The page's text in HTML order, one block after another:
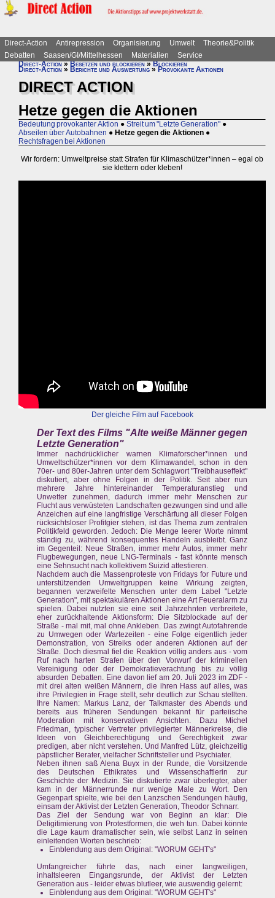
Direct-Action Antirepression Organisierung Umwelt
Theorie&Politik
Debatten
Saasen/GI/Mittelhessen Materialien
Service
Direct-Action»Besetzen und blockieren»Blockieren
Direct-Action » Berichte und Auswertung » Provokante Aktionen
DIRECT ACTION
Hetze gegen die Aktionen
Bedeutung provokanter Aktion ● Streit um "Letzte Generation" ●
Abseilen über Autobahnen ● Hetze gegen die Aktionen ●
Rechtsfragen bei Aktionen
Wir fordern: Umweltpreise statt Strafen für Klimaschützer*innen – egal ob
sie klettern oder kleben!
Der gleiche Film auf Facebook
Der Text des Films "Alte weiße Männer gegen
Letzte Generation"
Immer nachdrücklicher warnen Klimaforscher*innen und
Umweltschützer*innen vor dem Klimawandel, schon in den
70er- und 80er-Jahren unter dem Schlagwort "Treibhauseffekt"
diskutiert, aber ohne Folgen in der Politik. Seit aber nun
mehrere Jahre hintereinander Temperaturanstieg und
Unwetter zunehmen, dadurch immer mehr Menschen zur
Flucht aus verwüsteten Landschaften gezwungen sind und alle
Anzeichen auf eine langfristige Verschärfung all dieser Folgen
rücksichtsloser Profitgier stehen, ist das Thema zum zentralen
Politikfeld geworden. Jedoch: Die Menge leerer Worte nimmt
ständig zu, während konsequentes Handeln ausbleibt. Ganz
im Gegenteil: Neue Straßen, immer mehr Autos, immer mehr
Flugbewegungen, neue LNG-Terminals - fast könnte mensch
eine Sehnsucht nach kollektivem Suizid attestieren.
Nachdem auch die Massenproteste von Fridays for Future und
unterstützenden Umweltgruppen keine Wirkung zeigten,
begannen verzweifelte Menschen unter dem Label "Letzte
Generation", mit spektakulären Aktionen eine Art Feueralarm zu
spielen. Dabei nutzten sie eine seit Jahrzehnten verbreitete,
eher zurückhaltende Aktionsform: Die Sitzblockade auf der
Straße - mal mit, mal ohne Ankleben. Das zwingt Autofahrende
zu Umwegen oder Wartezeiten - eine Folge eigentlich jeder
Demonstration, von Streiks oder anderen Aktionen auf der
Straße. Doch diesmal fiel die Reaktion völlig anders aus - vom
Ruf nach harten Strafen über den Vorwurf der kriminellen
Vereinigung oder der Demokratieverachtung bis zu völlig
absurden Debatten. Eine davon lief am 20. Juli 2023 im ZDF -
mit drei alten weißen Männern, die ihren Hass auf alles, was
ihre Privilegien in Frage stellt, sehr deutlich zur Schau stellten.
Ihre Namen: Markus Lanz, der Talkmaster des Abends und
bereits aus früheren Sendungen bekannt für parteiische
Moderation mit konservativen Ansichten. Dazu Michel
Friedman, typischer Vertreter privilegierter Männerkreise, die
Ideen von Gleichberechtigung und Gerechtigkeit zwar
predigen, aber nicht verstehen. Und Manfred Lütz, gleichzeitig
päpstlicher Berater, vielfacher Schriftsteller und Psychiater.
Neben ihnen saß Alena Buyx in der Runde, die Vorsitzende
des Deutschen Ethikrates und Wissenschaftlerin zur
Geschichte der Medizin. Sie diskutierte zwar überlegter, aber
kam in der Männerrunde nur wenige Male zu Wort. Den
Gegenpart spielte, wie bei den Lanzschen Sendungen häufig,
einsam der Aktivist der Letzten Generation, Theodor Schnarr.
Das Ziel der Sendung war von Beginn an klar: Die
Deligitimierung von Protestformen, die weh tun. Dabei könnte
die Lage kaum dramatischer sein, wie selbst Lanz in seinen
einleitenden Worten beschrieb:
Einblendung aus dem Original: "WORUM GEHT's"
Umfangreicher führte das, nach einer langweiligen,
inhaltsleeren Eingangsrunde, der Aktivist der Letzten
Generation aus - leider etwas blutleer, wie auswendig gelernt:
Einblendung aus dem Original: "WORUM GEHT's"